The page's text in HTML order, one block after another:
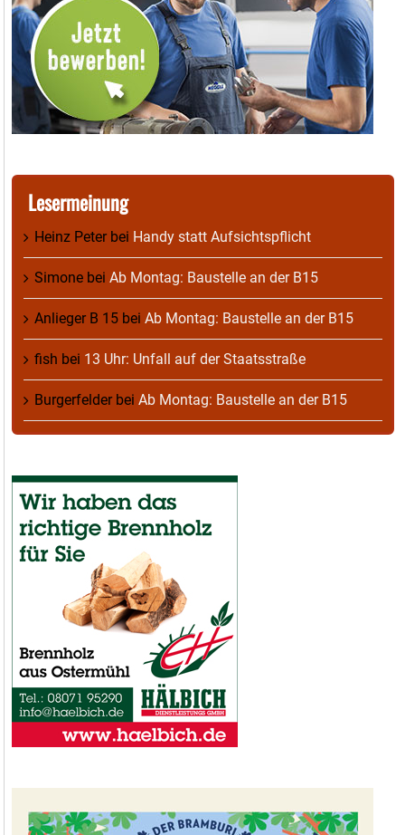
Lesermeinung
Heinz Peterbei Handy statt Aufsichtspflicht
Simone bei Ab Montag: Baustelle an der B15
Anlieger B 15 bei Ab Montag: Baustelle an der B15
fish bei 13 Uhr: Unfall auf der Staatsstraße
Burgerfelderbei Ab Montag: Baustelle an der B15